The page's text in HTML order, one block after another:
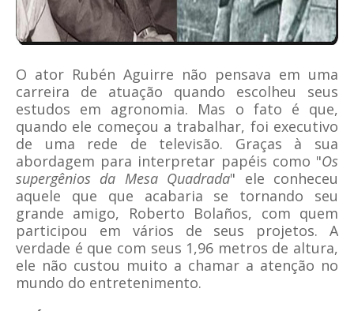
O ator Rubén Aguirre não pensava em uma
carreira de atuação quando escolheu seus
estudos em agronomia. Mas o fato é que,
quando ele começou a trabalhar, foi executivo
de uma rede de televisão. Graças à sua
abordagem para interpretar papéis como "Os
supergênios da Mesa Quadrada" ele conheceu
aquele que que acabaria se tornando seu
grande amigo, Roberto Bolaños, com quem
participou em vários de seus projetos. A
verdade é que com seus 1,96 metros de altura,
ele não custou muito a chamar a atenção no
mundo do entretenimento.